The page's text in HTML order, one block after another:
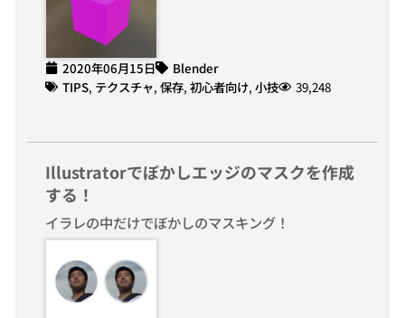
2020年06月15日
Blender
TIPS, テクスチャ, 保存, 初心者向け, 小技 39,248
Illustratorでぼかしエッジのマスクを作成
する！
イラレの中だけでぼかしのマスキング！